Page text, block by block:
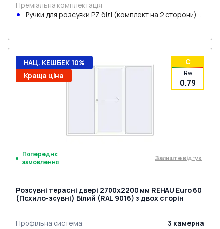
Преміальна комплектація
Ручки для розсувки PZ білі (комплект на 2 сторони) з
C
Rw
0.79
НАЦ. КЕШБЕК 10%
Краща ціна
Попереднє
замовлення
Залиште відгук
Розсувні терасні двері 2700x2200 мм REHAU Euro 60
(Похило-зсувні) Білий (RAL 9016) з двох сторін
Профільна система: 3 камерна